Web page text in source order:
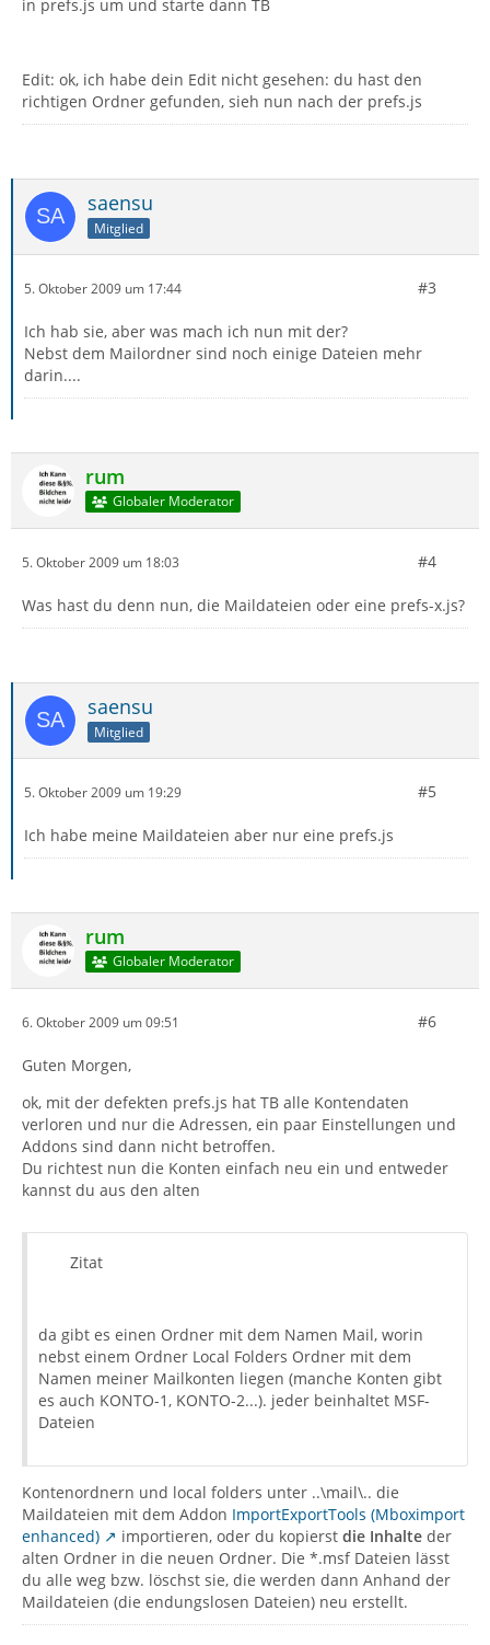
in prefs.js um und starte dann TB
Edit: ok, ich habe dein Edit nicht gesehen: du hast den
richtigen Ordner gefunden, sieh nun nach der prefs.js
saensu
Mitglied
5. Oktober 2009 um 17:44 #3
Ich hab sie, aber was mach ich nun mit der?
Nebst dem Mailordner sind noch einige Dateien mehr
darin....
rum
Globaler Moderator
5. Oktober 2009 um 18:03 #4
Was hast du denn nun, die Maildateien oder eine prefs-x.js?
saensu
Mitglied
5. Oktober 2009 um 19:29 #5
Ich habe meine Maildateien aber nur eine prefs.js
rum
Globaler Moderator
6. Oktober 2009 um 09:51 #6
Guten Morgen,
ok, mit der defekten prefs.js hat TB alle Kontendaten
verloren und nur die Adressen, ein paar Einstellungen und
Addons sind dann nicht betroffen.
Du richtest nun die Konten einfach neu ein und entweder
kannst du aus den alten
Zitat
da gibt es einen Ordner mit dem Namen Mail, worin
nebst einem Ordner Local Folders Ordner mit dem
Namen meiner Mailkonten liegen (manche Konten gibt
es auch KONTO-1, KONTO-2...). jeder beinhaltet MSF-
Dateien
Kontenordnern und local folders unter ..\mail\.. die
Maildateien mit dem Addon ImportExportTools (Mboximport
enhanced)
importieren, oder du kopierst die Inhalte der
alten Ordner in die neuen Ordner. Die *.msf Dateien lässt
du alle weg bzw. löschst sie, die werden dann Anhand der
Maildateien (die endungslosen Dateien) neu erstellt.